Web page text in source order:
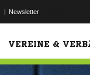
| Newsletter
VEREINE &